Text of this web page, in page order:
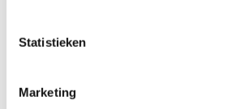
Statistieken
Marketing
slechts ter illustratie. De aangegeven
garantie dat de maximale bezetting
beschrijving en tekeningen en ook